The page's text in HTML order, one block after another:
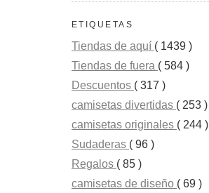
ETIQUETAS
Tiendas de aquí ( 1439 )
Tiendas de fuera ( 584 )
Descuentos ( 317 )
camisetas divertidas ( 253 )
camisetas originales ( 244 )
Sudaderas ( 96 )
Regalos ( 85 )
camisetas de diseño ( 69 )